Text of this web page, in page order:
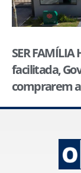
SER
facilitada,
comprarem